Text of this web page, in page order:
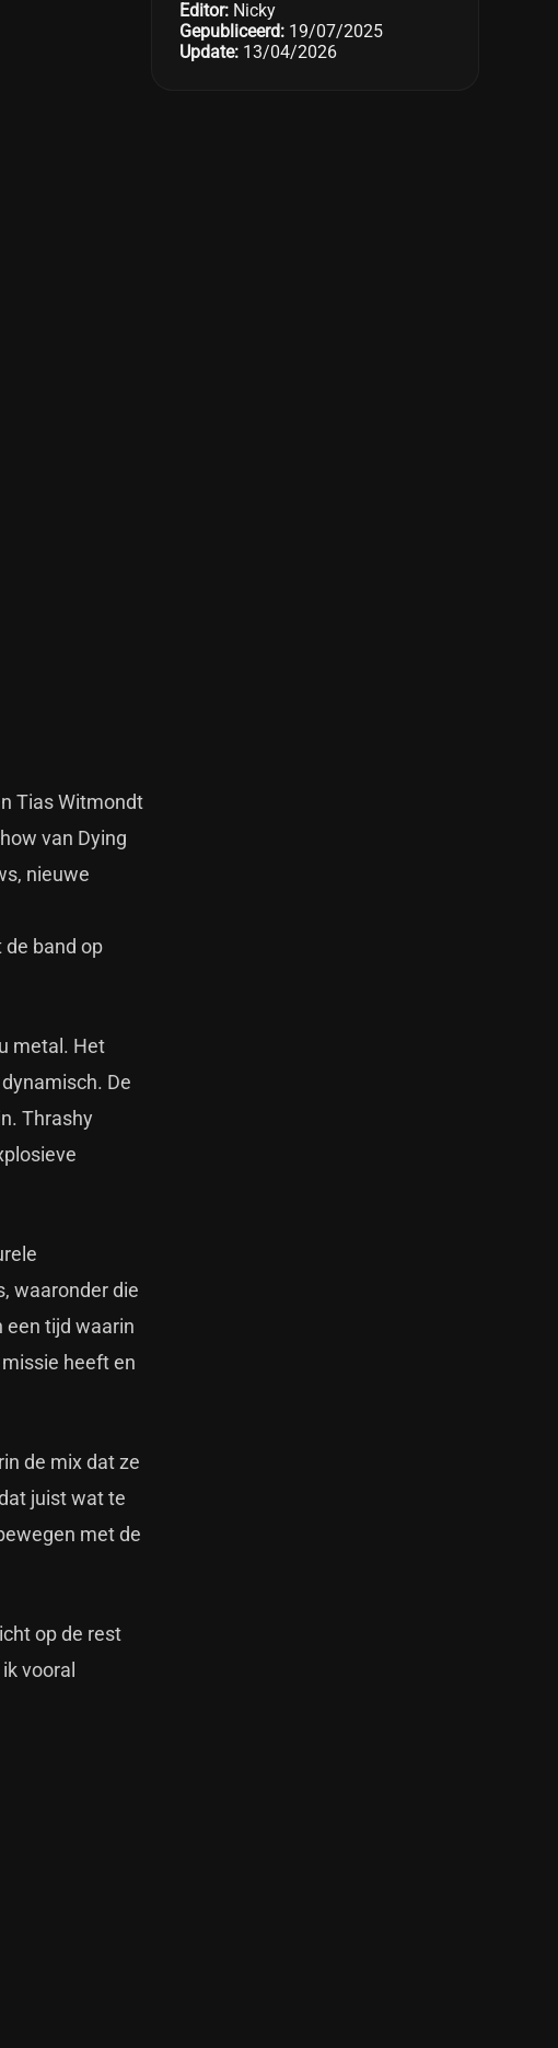
Tias Witmondt
van Dying
nieuwe
band op
metal. Het
De
Thrashy
waaronder die
een tijd waarin
heeft en
de mix dat ze
juist wat te
met de
op de rest
vooral
Editor: Nicky
Gepubliceerd: 19/07/2025
Update: 13/04/2026